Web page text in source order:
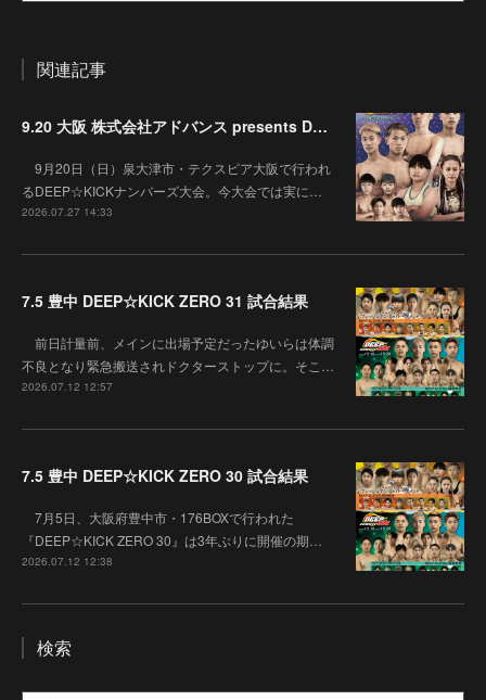
関連記事
9.20 大阪 株式会社アドバンス presents DEEP☆KICK 79･80 7月の準決勝を勝ち抜いた6名による-53kg･-65kg･QUEEN-46kgと3つの王座決定戦の開催が決定！
9月20日（日）泉大津市・テクスピア大阪で行われ
るDEEP☆KICKナンバーズ大会。今大会では実に…
2026.07.27 14:33
7.5 豊中 DEEP☆KICK ZERO 31 試合結果
前日計量前、メインに出場予定だったゆいらは体調
不良となり緊急搬送されドクターストップに。そこ…
2026.07.12 12:57
7.5 豊中 DEEP☆KICK ZERO 30 試合結果
7月5日、大阪府豊中市・176BOXで行われた
『DEEP☆KICK ZERO 30』は3年ぶりに開催の期…
2026.07.12 12:38
検索